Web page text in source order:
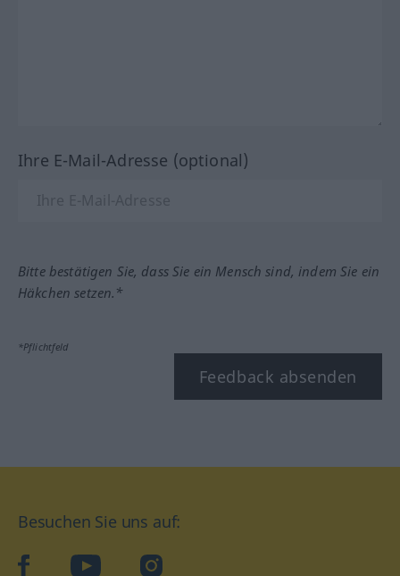
Ihre E-Mail-Adresse (optional)
Bitte bestätigen Sie, dass Sie ein Mensch sind, indem Sie ein
Häkchen setzen.*
*Pflichtfeld
Feedback absenden
Besuchen Sie uns auf:
facebookYouTube Instagram